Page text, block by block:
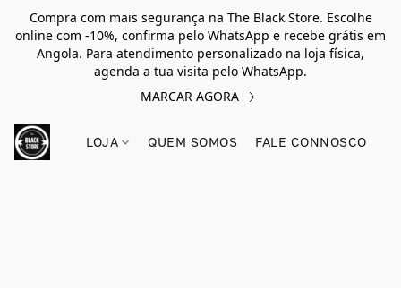
Compra com mais segurança na The Black Store. Escolhe
online com -10%, confirma pelo WhatsApp e recebe grátis em
Angola. Para atendimento personalizado na loja física,
agenda a tua visita pelo WhatsApp.
MARCAR AGORA
LOJA QUEM SOMOS FALE CONNOSCO